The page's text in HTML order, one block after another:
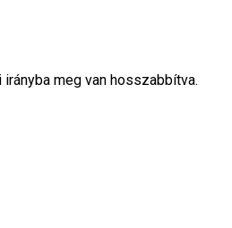
meg van hosszabbítva.